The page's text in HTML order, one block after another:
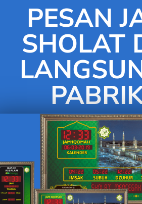
PESAN
SHOLAT